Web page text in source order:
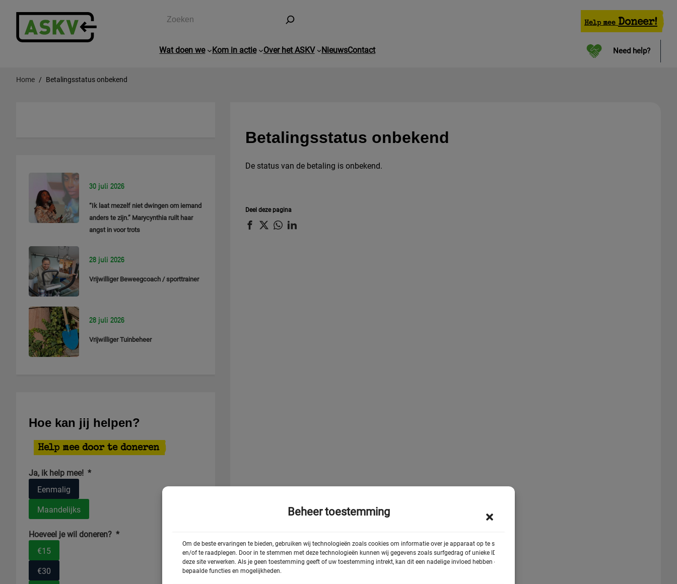
Beheer toestemming
Om de beste ervaringen te bieden, gebruiken wij technologieën zoals cookies om informatie over je apparaat op te slaan
en/of te raadplegen. Door in te stemmen met deze technologieën kunnen wij gegevens zoals surfgedrag of unieke ID's op
deze site verwerken. Als je geen toestemming geeft of uw toestemming intrekt, kan dit een nadelige invloed hebben op
bepaalde functies en mogelijkheden.
Zoeken
Help mee Doneer!
Wat doen we Kom in actie Over het ASKV NieuwsContact Need help?
Home Betalingsstatus onbekend
30 juli 2026
“Ik laat mezelf niet dwingen om iemand
anders te zijn.” Marycynthia ruilt haar
angst in voor trots
28 juli 2026
Vrijwilliger Beweegcoach / sporttrainer
28 juli 2026
Vrijwilliger Tuinbeheer
Hoe kan jij helpen?
Help mee door te doneren
Ja, ik help mee! *
Eenmalig
Maandelijks
Hoeveel je wil doneren? *
€15
€30
Betalingsstatus onbekend
De status van de betaling is onbekend.
Deel deze pagina